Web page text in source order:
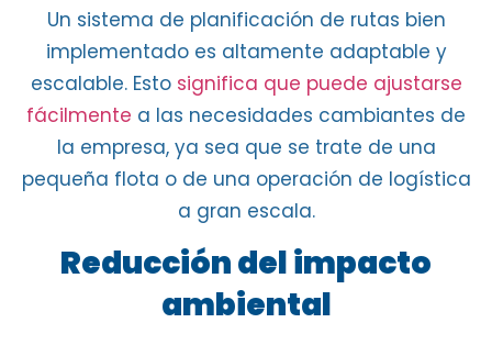
Un sistema de planificación de rutas bien
implementado es altamente adaptable y
escalable. Estosignifica que puede ajustarse
fácilmente a las necesidades cambiantes de
la empresa, ya sea que se trate de una
pequeña flota o de una operación de logística
a gran escala.
Reducción del impacto
ambiental